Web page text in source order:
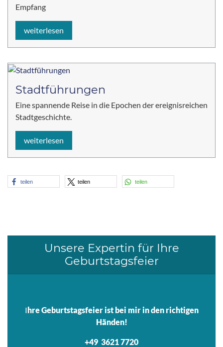
Empfang
weiterlesen
Stadtführungen
Eine spannende Reise in die Epochen der ereignisreichen
Stadtgeschichte.
weiterlesen
teilen teilen teilen
Unsere Expertin für Ihre
Geburtstagsfeier
Ihre Geburtstagsfeier ist bei mir in den richtigen
Händen!
+49 3621 7720